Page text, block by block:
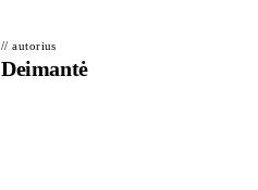
// autorius
Deimantė